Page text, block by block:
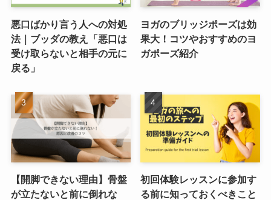
悪口ばかり言う人への対処
法｜ブッダの教え「悪口は
受け取らないと相手の元に
戻る」
ヨガのブリッジポーズは効
果大！コツやおすすめのヨ
ガポーズ紹介
【開脚できない理由】骨盤
が立たないと前に倒れな
初回体験レッスンに参加す
る前に知っておくべきこと